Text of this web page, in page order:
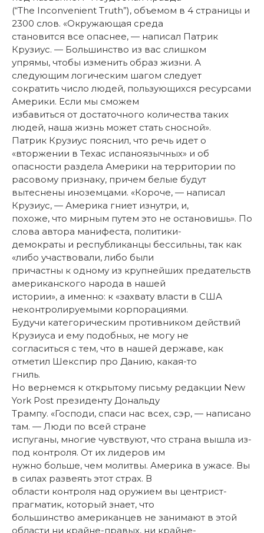
(“The Inconvenient Truth”), объемом в 4 страницы и
2300 слов. «Окружающая среда
становится все опаснее, — написал Патрик
Крузиус. — Большинство из вас слишком
упрямы, чтобы изменить образ жизни. А
следующим логическим шагом следует
сократить число людей, пользующихся ресурсами
Америки. Если мы сможем
избавиться от достаточного количества таких
людей, наша жизнь может стать сносной».
Патрик Крузиус пояснил, что речь идет о
«вторжении в Техас испаноязычных» и об
опасности раздела Америки на территории по
расовому признаку, причем белые будут
вытеснены иноземцами. «Короче, — написал
Крузиус, — Америка гниет изнутри, и,
похоже, что мирным путем это не остановишь». По
слова автора манифеста, политики-
демократы и республиканцы бессильны, так как
«либо участвовали, либо были
причастны к одному из крупнейших предательств
американского народа в нашей
истории», а именно: к «захвату власти в США
неконтролируемыми корпорациями.
Будучи категорическим противником действий
Крузиуса и ему подобных, не могу не
согласиться с тем, что в нашей державе, как
отметил Шекспир про Данию, какая-то
гниль.
Но вернемся к открытому письму редакции New
York Post президенту Дональду
Трампу. «Господи, спаси нас всех, сэр, — написано
там. — Люди по всей стране
испуганы, многие чувствуют, что страна вышла из-
под контроля. От их лидеров им
нужно больше, чем молитвы. Америка в ужасе. Вы
в силах развеять этот страх. В
области контроля над оружием вы центрист-
прагматик, который знает, что
большинство американцев не занимают в этой
области ни крайне-правых, ни крайне-